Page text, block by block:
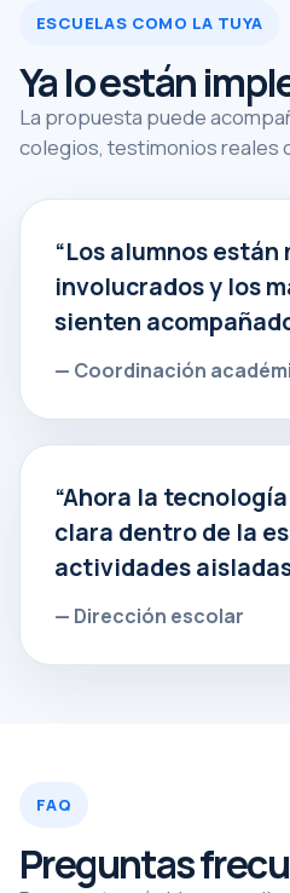
ESCUELAS COMO LA TUYA
Ya lo están
La propuesta puede
colegios, testimonios reales
“Los alumnos están
involucrados y los
sienten
— Coordinación
“Ahora la
clara dentro de la
actividades
— Dirección escolar
FAQ
Preguntas